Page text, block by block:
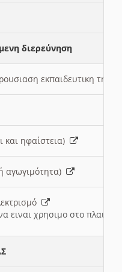
διερεύνηση
εκπαιδευτικη
και ηφαίστεια)
αγωγιμότητα)
ειναι χρησιμο στο